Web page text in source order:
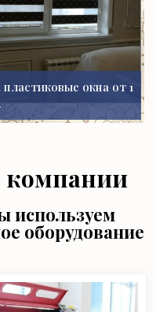
окна от 1
компании
используем
оборудование